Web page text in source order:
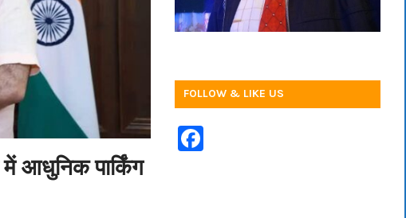
आधुनिक पार्किंग
FOLLOW & LIKE US
F